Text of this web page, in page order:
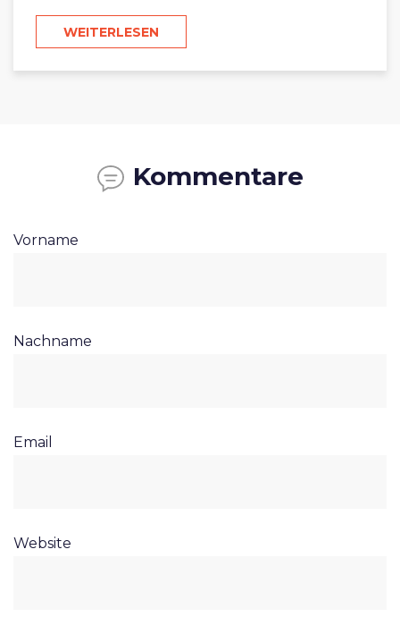
WEITERLESEN
Kommentare
Vorname
Nachname
Email
Website